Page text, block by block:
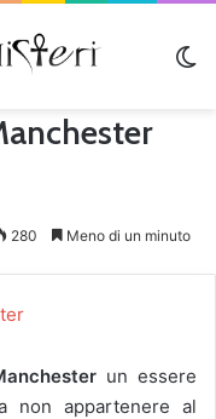
280 Meno di un minuto
un essere
non appartenere al